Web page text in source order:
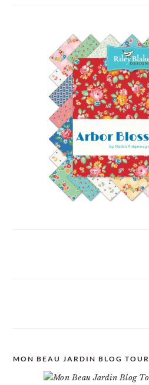
MON BEAU JARDIN BLOG TOUR